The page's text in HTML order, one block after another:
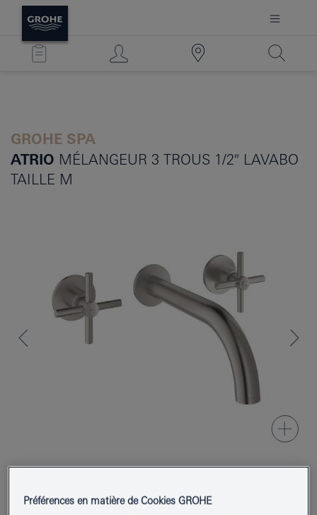
GROHE SPA
ATRIO MÉLANGEUR 3 TROUS 1/2″ LAVABO
TAILLE M
Numéro de produit 20661MS0
Préférences en matière de Cookies GROHE